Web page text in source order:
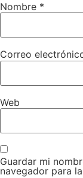
Nombre *
Correo
Web
Guardar mi
navegador para